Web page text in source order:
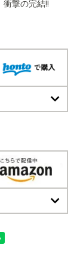
撃の完結!!